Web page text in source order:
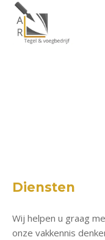
Diensten
Wij helpen u graag
onze vakkennis